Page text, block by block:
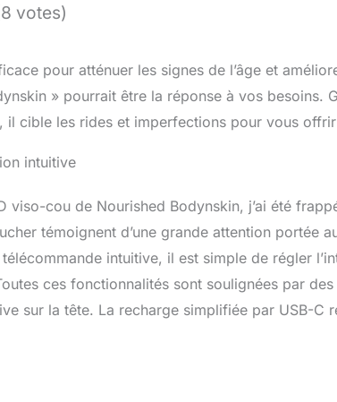
votes)
pour atténuer les signes de l’âge et
» pourrait être la réponse à vos besoins.
il cible les rides et imperfections pour vous
intuitive
viso-cou de Nourished Bodynskin, j’ai été
témoignent d’une grande attention portée
intuitive, il est simple de régler
ces fonctionnalités sont soulignées par
sur la tête. La recharge simplifiée par USB-C